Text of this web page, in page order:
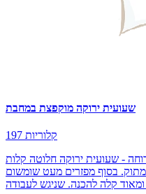
שעועית ירוקה מוקפצת במחבת
197 קלוריות
- שעועית ירוקה חלוטה קלות
מתוק. בסוף מפזרים מעט שומשום